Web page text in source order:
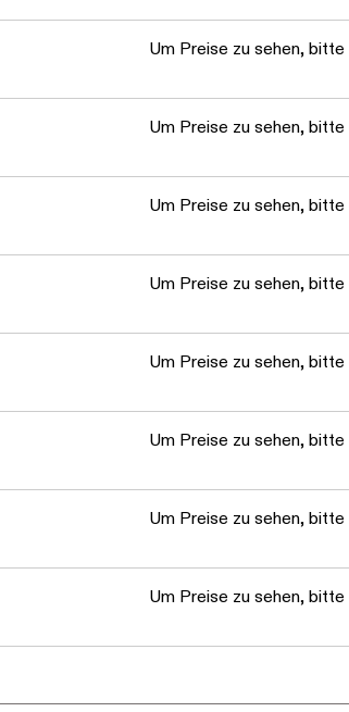
Um Preise zu sehen, bitte
Um Preise zu sehen, bitte
Um Preise zu sehen, bitte
Um Preise zu sehen, bitte
Um Preise zu sehen, bitte
Um Preise zu sehen, bitte
Um Preise zu sehen, bitte
Um Preise zu sehen, bitte